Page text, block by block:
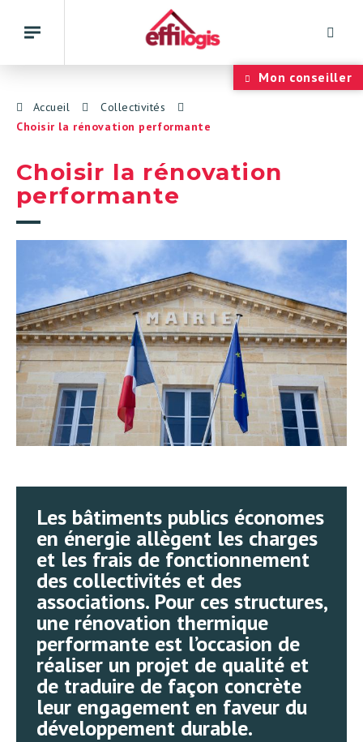
Basculer
navigation
Mon conseiller
Accueil
Collectivités
Choisir la rénovation performante
Choisir la rénovation
performante
Les bâtiments publics économes
en énergie allègent les charges
et les frais de fonctionnement
des collectivités et des
associations. Pour ces structures,
une rénovation thermique
performante est l’occasion de
réaliser un projet de qualité et
de traduire de façon concrète
leur engagement en faveur du
développement durable.